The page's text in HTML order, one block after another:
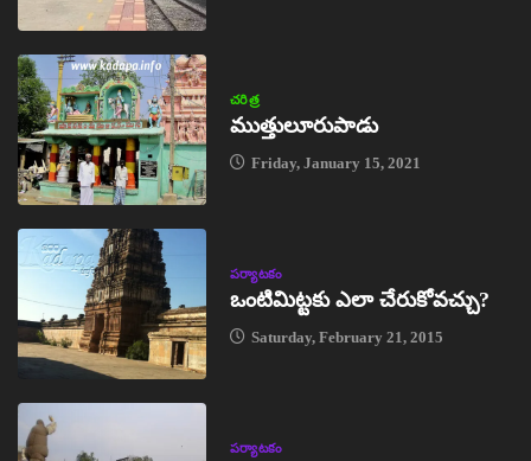
చరిత్ర
ముత్తులూరుపాడు
Friday, January 15, 2021
పర్యాటకం
ఒంటిమిట్టకు ఎలా చేరుకోవచ్చు?
Saturday, February 21, 2015
పర్యాటకం